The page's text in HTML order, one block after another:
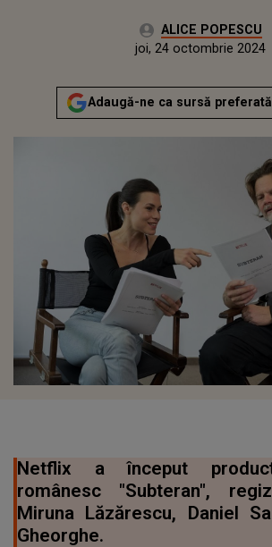
Autor:ALICE POPESCU
marți, 24 octombrie 2023Actualizat:
joi, 24 octombrie 2024
Adaugă-ne ca sursă
Netflix a început
românesc "Subteran",
Miruna Lăzărescu, Daniel
Gheorghe.